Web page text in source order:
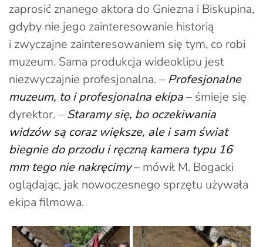
zaprosić znanego aktora do Gniezna i Biskupina,
gdyby nie jego zainteresowanie historią
i zwyczajne zainteresowaniem się tym, co robi
muzeum. Sama produkcja wideoklipu jest
niezwyczajnie profesjonalna. – Profesjonalne
muzeum, to i profesjonalna ekipa– śmieje się
dyrektor. – Staramy się, bo oczekiwania
widzów są coraz większe, ale i sam świat
biegnie do przodu i ręczną kamera typu 16
mm tego nie nakręcimy– mówił M. Bogacki
oglądając, jak nowoczesnego sprzętu używała
ekipa filmowa.